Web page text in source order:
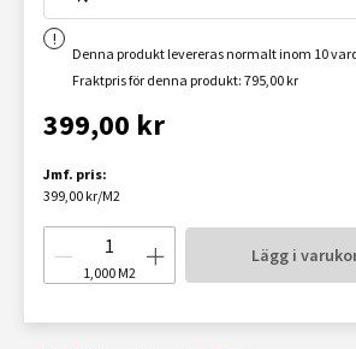
Denna produkt levereras normalt inom 10
Fraktpris för denna produkt: 795,00 kr
399,00 kr
Jmf. pris:
399,00 kr/M2
1,000 M2
Lägg i